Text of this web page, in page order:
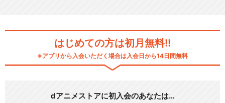
はじめての方は初月無料!!
※アプリから入会いただく場合は入会日から14日間無料
dアニメストアに初入会のあなたは…